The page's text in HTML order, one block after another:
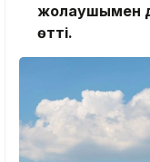
жолаушымен
өтті.